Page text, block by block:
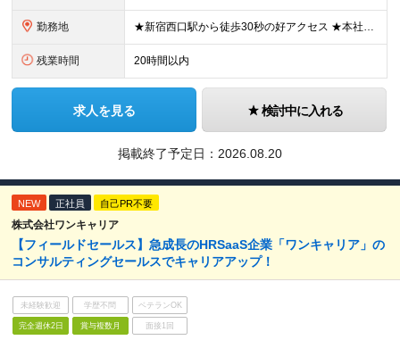
勤務地 ★新宿西口駅から徒歩30秒の好アクセス ★本社勤務＆転勤なし 【本社】 東京都新宿区西新宿1丁目3-13 Zenken Plaza2 8F ※変更の範囲：上記を除く当社関連勤務地
残業時間 20時間以内
求人を見る 検討中に入れる
掲載終了予定日： 2026.08.20
NEW 正社員 自己PR不要
株式会社ワンキャリア
【フィールドセールス】急成長のHRSaaS企業「ワンキャリア」の
コンサルティングセールスでキャリアアップ！
未経験歓迎 学歴不問 ベテランOK
完全週休2日 賞与複数月 面接1回